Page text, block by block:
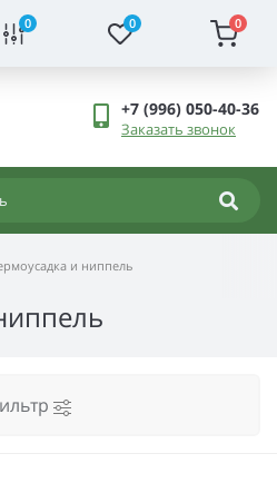
0 0 0
+7 (996) 050-40-36
Заказать звонок
и ниппель